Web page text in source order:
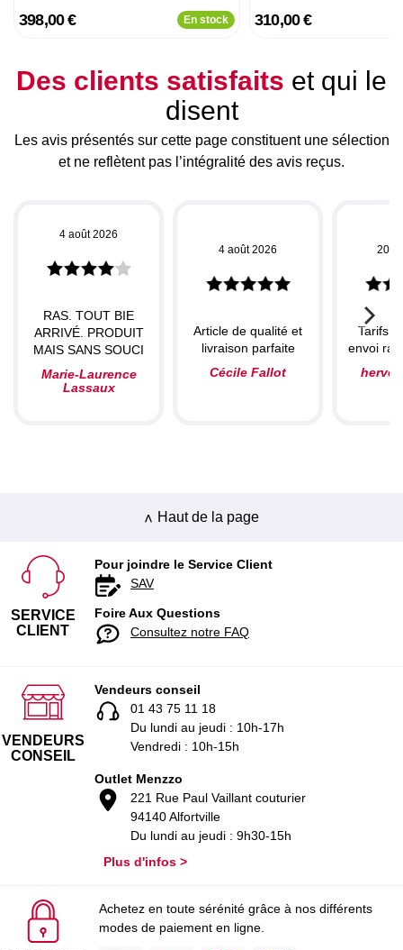
398,00 € En stock 310,00 €
Des clients satisfaits et qui le
disent
Les avis présentés sur cette page constituent une sélection
et ne reflètent pas l’intégralité des avis reçus.
4 août 2026
RAS. TOUT BIE
ARRIVÉ. PRODUIT
MAIS SANS SOUCI
Marie-Laurence
Lassaux
4 août 2026
Article de qualité et
livraison parfaite
Cécile Fallot
20
Tarifs
envoi
herve
Haut de la page
SERVICE
CLIENT
Pour joindre le Service Client
SAV
Foire Aux Questions
Consultez notre FAQ
VENDEURS
CONSEIL
Vendeurs conseil
01 43 75 11 18
Du lundi au jeudi : 10h-17h
Vendredi : 10h-15h
Outlet Menzzo
221 Rue Paul Vaillant couturier
94140 Alfortville
Du lundi au jeudi : 9h30-15h
Plus d'infos >
Achetez en toute sérénité grâce à nos différents
modes de paiement en ligne.